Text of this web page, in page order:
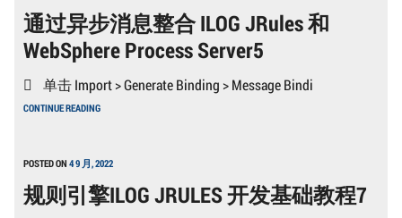
整
合
ILOG
JRULES
WEBSPHERE
PROCESS
通过异步消息整合 ILOG JRules 和
WebSphere Process Server5
 单击 Import > Generate Binding > Message Bindi
CONTINUE READING通
过
消
整
合
POSTED ON 4 9 月, 2022
规则引擎ILOG JRULES 开发基础教程7